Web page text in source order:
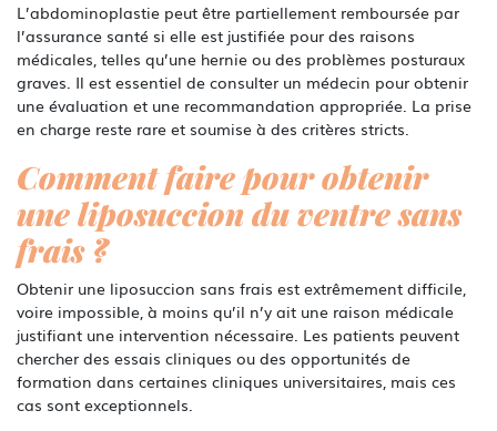
L’abdominoplastie peut être partiellement remboursée par
l’assurance santé si elle est justifiée pour des raisons
médicales, telles qu’une hernie ou des problèmes posturaux
graves. Il est essentiel de consulter un médecin pour obtenir
une évaluation et une recommandation appropriée. La prise
en charge reste rare et soumise à des critères stricts.
Comment faire pour obtenir
une liposuccion du ventre sans
frais ?
Obtenir une liposuccion sans frais est extrêmement difficile,
voire impossible, à moins qu’il n’y ait une raison médicale
justifiant une intervention nécessaire. Les patients peuvent
chercher des essais cliniques ou des opportunités de
formation dans certaines cliniques universitaires, mais ces
cas sont exceptionnels.